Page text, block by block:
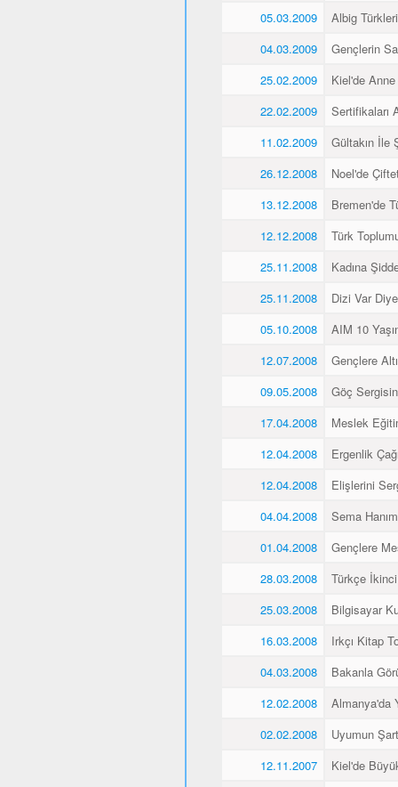
05.03.2009
Albig
04.03.2009
Gençlerin
25.02.2009
Kiel'de
22.02.2009
Sertifikaları
11.02.2009
Gültakın İle
26.12.2008
Noel'de
13.12.2008
Bremen'de
12.12.2008
Türk
25.11.2008
Kadına
25.11.2008
Dizi Var
05.10.2008
AIM 10
12.07.2008
Gençlere
09.05.2008
Göç
17.04.2008
Meslek
12.04.2008
Ergenlik
12.04.2008
Elişlerini
04.04.2008
Sema
01.04.2008
Gençlere
28.03.2008
Türkçe
25.03.2008
Bilgisayar
16.03.2008
Irkçı Kitap
04.03.2008
Bakanla
12.02.2008
Almanya'da
02.02.2008
Uyumun
12.11.2007
Kiel'de